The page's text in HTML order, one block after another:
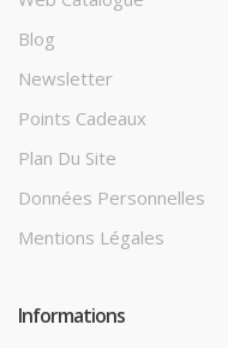
Blog
Newsletter
Points Cadeaux
Plan Du Site
Données Personnelles
Mentions Légales
Informations